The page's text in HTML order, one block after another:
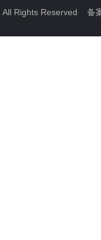
All Rights Reserved 备